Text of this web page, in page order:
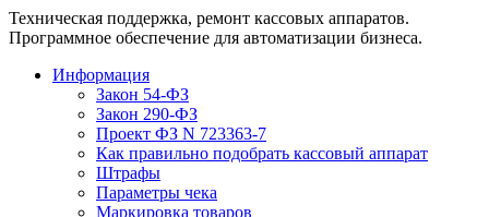
Техническая поддержка, ремонт кассовых аппаратов.
Программное обеспечение для автоматизации бизнеса.
Информация
Закон 54-ФЗ
Закон 290-ФЗ
Проект ФЗ N 723363-7
Как правильно подобрать кассовый аппарат
Штрафы
Параметры чека
Маркировка товаров